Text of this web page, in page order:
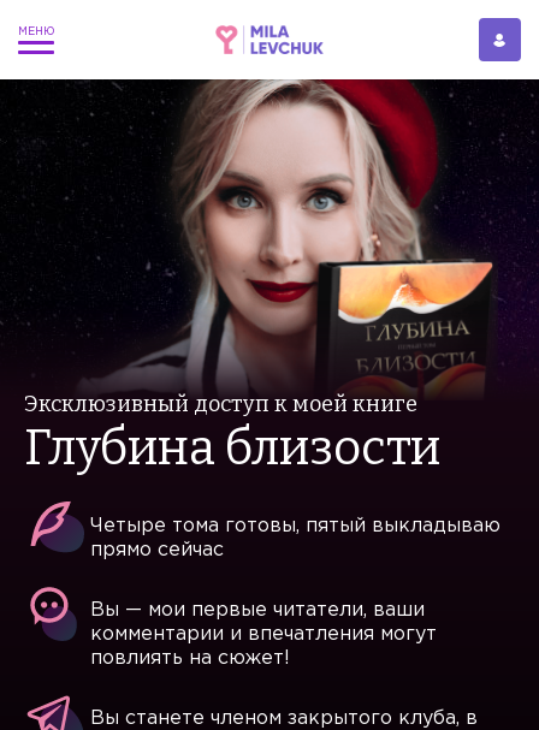
Эксклюзивный доступ к моей книге
Глубина близости
Четыре тома готовы, пятый выкладываю
прямо сейчас
Вы — мои первые читатели, ваши
комментарии и впечатления могут
повлиять на сюжет!
Вы станете членом закрытого клуба, в